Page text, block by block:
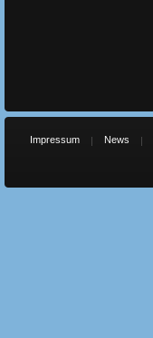
Impressum News